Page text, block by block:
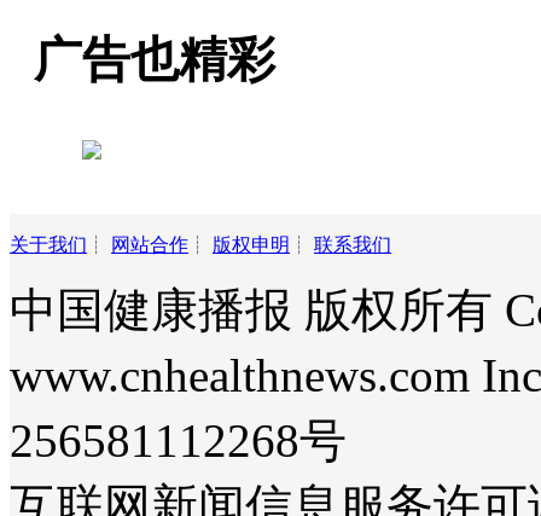
广告也精彩
关于我们 ┊ 网站合作 ┊ 版权申明 ┊ 联系我们
中国健康播报 版权所有
www.cnhealthnews.com
256581112268号
互联网新闻信息服务许可